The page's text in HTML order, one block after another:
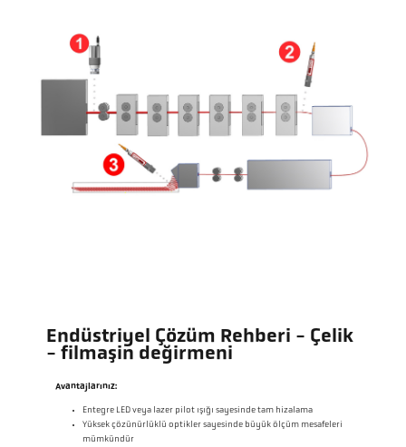
Endüstriyel Çözüm Rehberi - Çelik
- filmaşin değirmeni
Avantajlarınız:
Entegre LED veya lazer pilot ışığı sayesinde tam hizalama
Yüksek çözünürlüklü optikler sayesinde büyük ölçüm mesafeleri
mümkündür